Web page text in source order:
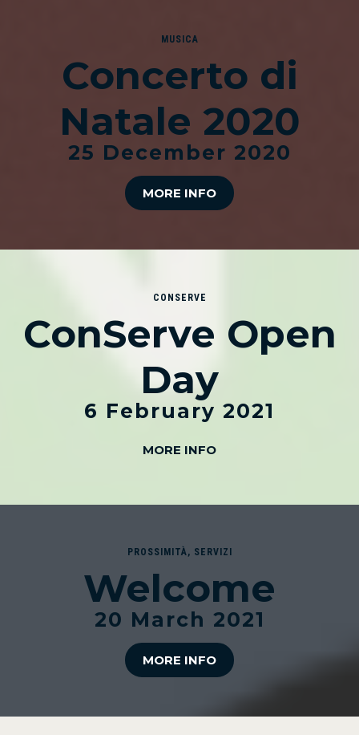
MUSICA
Concerto di
Natale 2020
25 December 2020
MORE INFO
CONSERVE
ConServe Open
Day
6 February 2021
MORE INFO
PROSSIMITÀ, SERVIZI
Welcome
20 March 2021
MORE INFO